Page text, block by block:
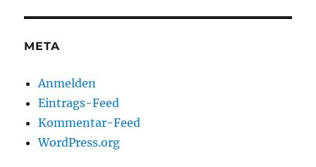
META
Anmelden
Eintrags-Feed
Kommentar-Feed
WordPress.org